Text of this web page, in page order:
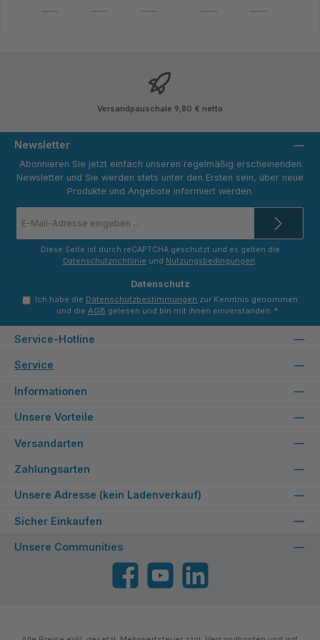
Versandpauschale 9,80 € netto
Newsletter
Abonnieren Sie jetzt einfach unseren regelmäßig erscheinenden
Newsletter und Sie werden stets unter den Ersten sein, über neue
Produkte und Angebote informiert werden.
Mail-
*
Diese Seite ist durch reCAPTCHA geschützt und es gelten die
Datenschutzrichtlinie und Nutzungsbedingungen.
Datenschutz
Ich habe die Datenschutzbestimmungen zur Kenntnis genommen
und die AGB gelesen und bin mit ihnen einverstanden. *
Service-Hotline
Service
Informationen
Unsere Vorteile
Versandarten
Zahlungsarten
Unsere Adresse (kein Ladenverkauf)
Sicher Einkaufen
Unsere Communities
FacebookYouTube